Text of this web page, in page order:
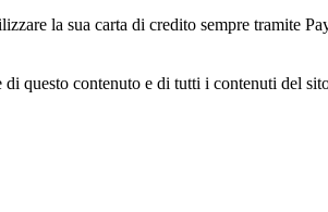
la sua carta di credito sempre tramite
questo contenuto e di tutti i contenuti del